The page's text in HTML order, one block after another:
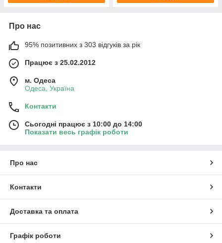
Про нас
95% позитивних з 303 відгуків за рік
Працює з 25.02.2012
м. Одеса
Одеса, Україна
Контакти
Сьогодні працює з 10:00 до 14:00
Показати весь графік роботи
Про нас
Контакти
Доставка та оплата
Графік роботи